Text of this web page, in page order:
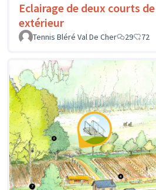
Eclairage de deux courts
extérieur
Tennis Bléré Val De Cher
29 72